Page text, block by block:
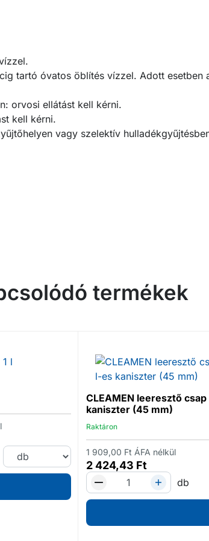
tartó óvatos öblítés vízzel. Adott esetben
orvosi ellátást kell kérni.
kell kérni.
vagy szelektív
termékek
CLEAMEN leeresztő
kaniszter (45 mm)
Raktáron
2 424,43 Ft
1 909,00 Ft ÁFA nélkül
db